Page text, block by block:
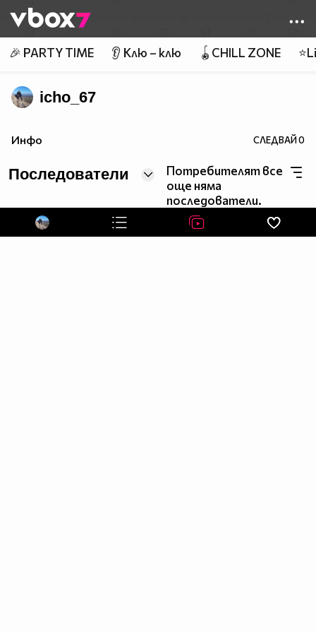
👾
🎉 PARTY TIME 👂 Клю – клю 🪀CHILL ZONE
icho_67
Инфо СЛЕДВАЙ0
Последователи
Потребителят все
още няма
последователи.